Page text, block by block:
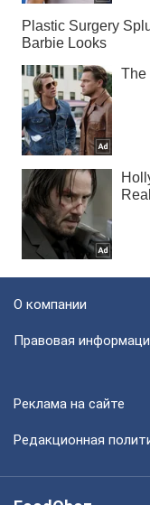
О компании
Правовая
Реклама на сайте
Редакционная